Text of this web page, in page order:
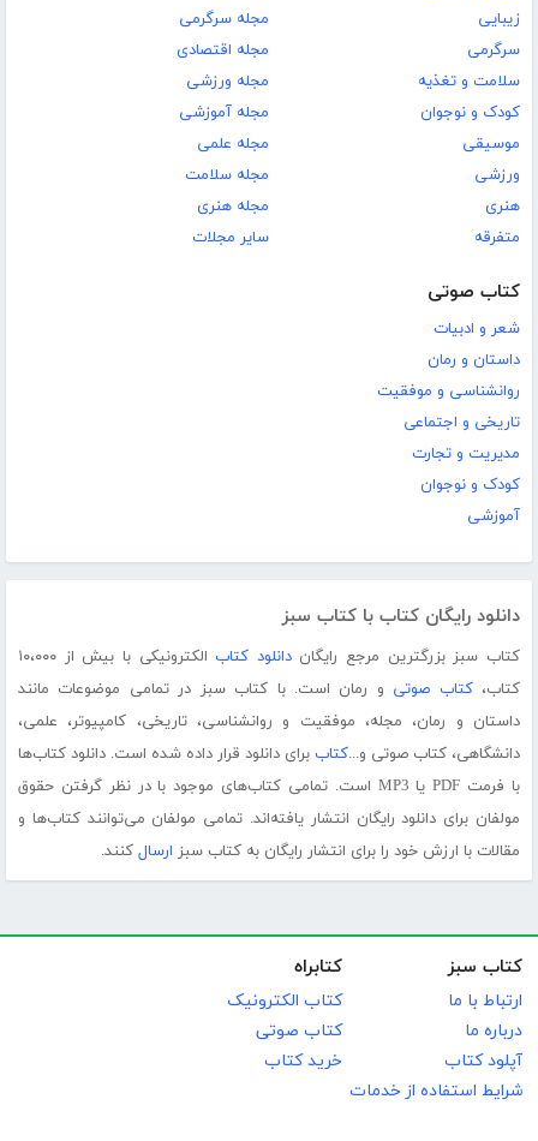
زیبایی
سرگرمی
سلامت و تغذیه
کودک و نوجوان
موسیقی
ورزشی
هنری
متفرقه
مجله سرگرمی
مجله اقتصادی
مجله ورزشی
مجله آموزشی
مجله علمی
مجله سلامت
مجله هنری
سایر مجلات
کتاب صوتی
شعر و ادبیات
داستان و رمان
روانشناسی و موفقیت
تاریخی و اجتماعی
مدیریت و تجارت
کودک و نوجوان
آموزشی
دانلود رایگان کتاب با کتاب سبز
کتاب سبز بزرگترین مرجع رایگاندانلود کتاب
الکترونیکی با بیش از ۱۰،۰۰۰
کتاب،کتاب صوتی و رمان است. با کتاب سبز در تمامی موضوعات مانند
داستان و رمان، مجله، موفقیت و روانشناسی، تاریخی، کامپیوتر، علمی،
دانشگاهی، کتاب صوتی و...کتاب برای دانلود قرار داده شده است. دانلود کتاب‌ها
با فرمت PDF یا MP3 است. تمامی کتاب‌های موجود با در نظر گرفتن حقوق
مولفان برای دانلود رایگان انتشار یافته‌اند. تمامی مولفان می‌توانند کتاب‌ها و
مقالات با ارزش خود را برای انتشار رایگان به کتاب سبز ارسال کنند.
کتاب سبز
ارتباط با ما
درباره ما
آپلود کتاب
شرایط استفاده از خدمات
کتابراه
کتاب الکترونیک
کتاب صوتی
خرید کتاب